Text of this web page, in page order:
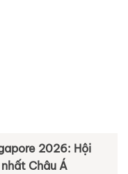
2026: Hội
Châu Á